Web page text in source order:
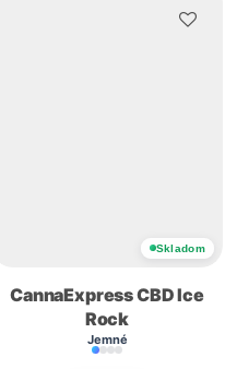
Skladom
CannaExpress CBD Ice
Rock
Jemné